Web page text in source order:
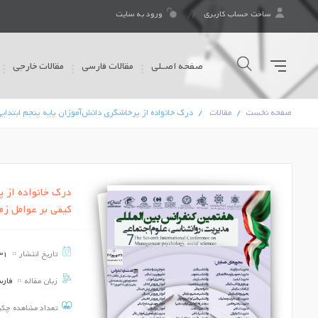
ساخت حساب کاربری ورود به سایت
صفحه اصـلی مقالات فارسی مقالات خارجی
صفحه نخست مقالات درک خانواده از پرخاشگری دانش‌آموزان پایه پنجم
درک خانواده از
کیفی بر عوامل
تاریخ انتشار
زبان مقاله
تعداد مشاهده